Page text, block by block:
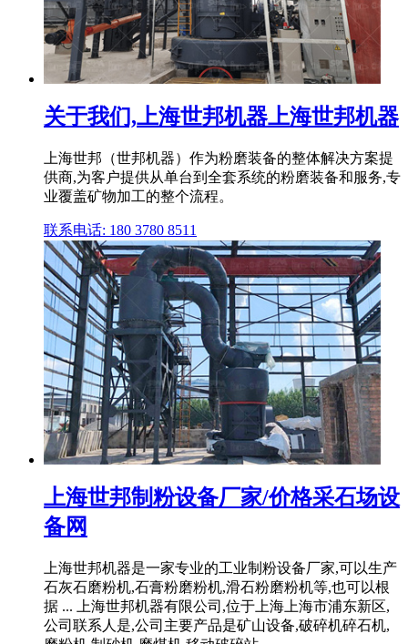
关于我们,上海世邦机器上海世邦机器
上海世邦（世邦机器）作为粉磨装备的整体解决方案提
供商,为客户提供从单台到全套系统的粉磨装备和服务,专
业覆盖矿物加工的整个流程。
联系电话: 180 3780 8511
上海世邦制粉设备厂家/价格采石场设
备网
上海世邦机器是一家专业的工业制粉设备厂家,可以生产
石灰石磨粉机,石膏粉磨粉机,滑石粉磨粉机等,也可以根
据 ... 上海世邦机器有限公司,位于上海上海市浦东新区,
公司联系人是,公司主要产品是矿山设备,破碎机碎石机,